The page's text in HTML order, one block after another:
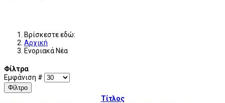
Βρίσκεστε εδώ:
Αρχική
Ενοριακά Νέα
Φίλτρα
Εμφάνιση #
Φίλτρο
Τίτλος